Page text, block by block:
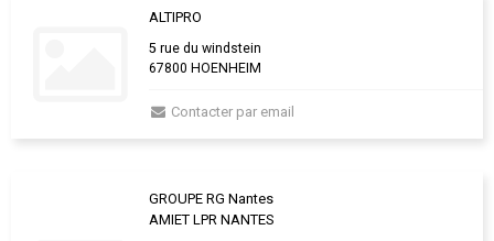
ALTIPRO
5 rue du windstein
67800 HOENHEIM
Contacter par email
GROUPE RG Nantes
AMIET LPR NANTES